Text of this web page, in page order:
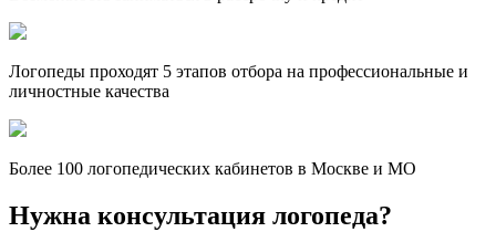
Логопеды проходят 5 этапов отбора на профессиональные и
личностные качества
Более 100 логопедических кабинетов в Москве и МО
Нужна консультация логопеда?